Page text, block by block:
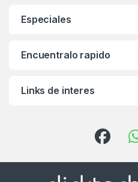
Especiales
Encuentralo rapido
Links de interes